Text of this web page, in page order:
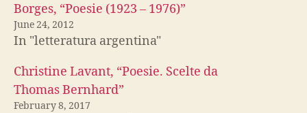
Borges, “Poesie (1923 – 1976)”
June 24, 2012
In "letteratura argentina"
Christine Lavant, “Poesie. Scelte da
Thomas Bernhard”
February 8, 2017